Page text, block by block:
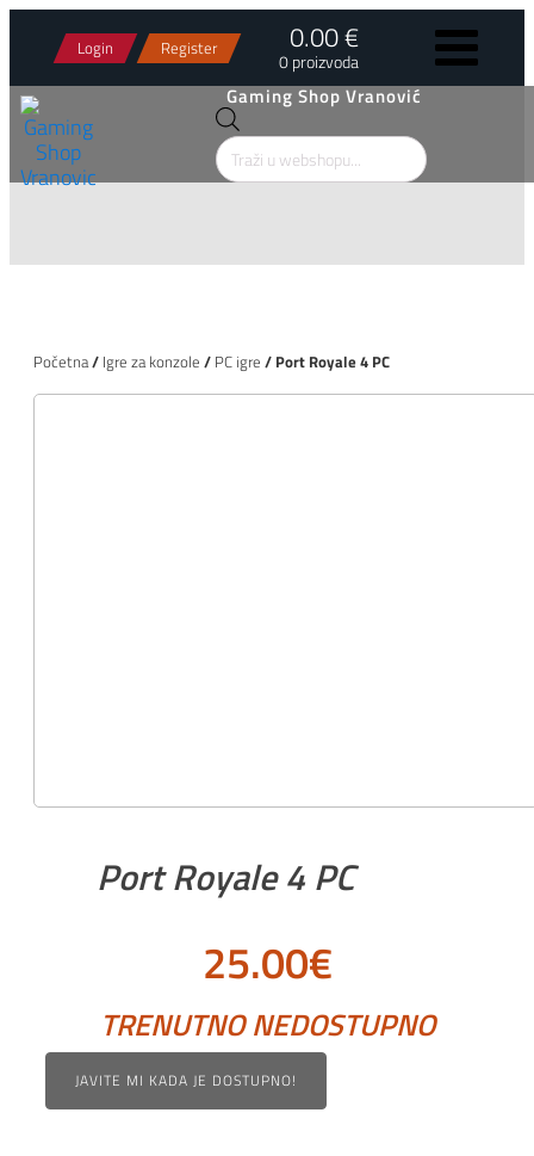
Login Register 0.00 €
0 proizvoda
Gaming Shop Vranović
Products
search
Početna/ Igre za konzole / PC igre / Port Royale 4 PC
Port Royale 4 PC
25.00€
TRENUTNO NEDOSTUPNO
JAVITE MI KADA JE DOSTUPNO!